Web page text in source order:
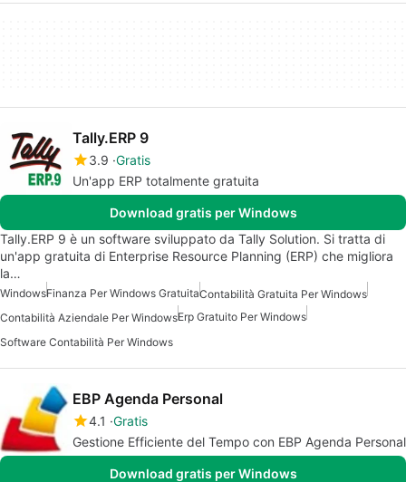
Tally.ERP 9
3.9 Gratis
Un'app ERP totalmente gratuita
Download gratis per Windows
Tally.ERP 9 è un software sviluppato da Tally Solution. Si tratta di
un'app gratuita di Enterprise Resource Planning (ERP) che migliora
la…
WindowsFinanza Per Windows GratuitaContabilità Gratuita Per Windows
Contabilità Aziendale Per WindowsErp Gratuito Per Windows
Software Contabilità Per Windows
EBP Agenda Personal
4.1 Gratis
Gestione Efficiente del Tempo con EBP Agenda Personal
Download gratis per Windows